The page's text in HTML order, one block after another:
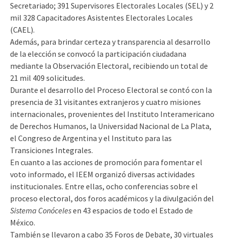
Secretariado; 391 Supervisores Electorales Locales (SEL) y 2
mil 328 Capacitadores Asistentes Electorales Locales
(CAEL).
Además, para brindar certeza y transparencia al desarrollo
de la elección se convocó la participación ciudadana
mediante la Observación Electoral, recibiendo un total de
21 mil 409 solicitudes.
Durante el desarrollo del Proceso Electoral se contó con la
presencia de 31 visitantes extranjeros y cuatro misiones
internacionales, provenientes del Instituto Interamericano
de Derechos Humanos, la Universidad Nacional de La Plata,
el Congreso de Argentina y el Instituto para las
Transiciones Integrales.
En cuanto a las acciones de promoción para fomentar el
voto informado, el IEEM organizó diversas actividades
institucionales. Entre ellas, ocho conferencias sobre el
proceso electoral, dos foros académicos y la divulgación del
Sistema Conócelesen 43 espacios de todo el Estado de
México.
También se llevaron a cabo 35 Foros de Debate, 30 virtuales